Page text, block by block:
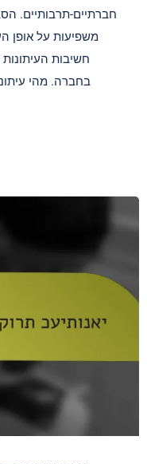
חברתיים-תרבותיים.
משפיעות על אופן
חשיבות העיתונות
בחברה. מהי